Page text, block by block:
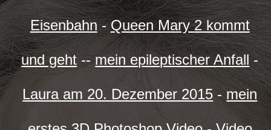
Eisenbahn-Queen Mary 2 kommt
und geht --mein epileptischer Anfall-
Laura am 20. Dezember 2015 - mein